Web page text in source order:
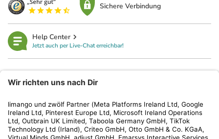
Sichere Verbindung
Help Center
Jetzt auch per Live-Chat erreichbar!
Kundenservice